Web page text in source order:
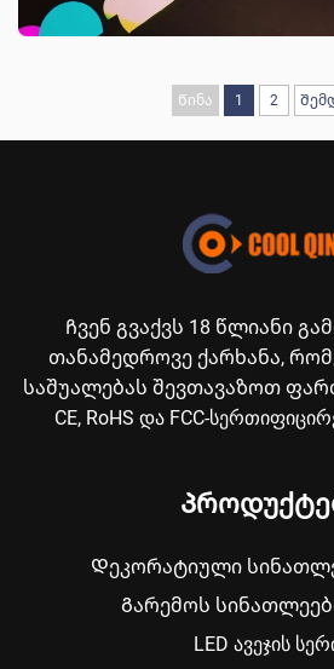
Წინა 1 2
Ჩვენ გვაქვს 18 წლიანი
თანამედროვე ქარხანა,
საშუალებას შევთავაზოთ
CE, RoHS და FCC-
Დეკორატიული
Გარემოს
LED ავეჯის